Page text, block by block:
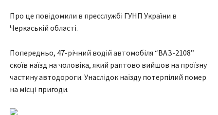
Про це повідомили в пресслужбі ГУНП України в
Черкаській області.
Попередньо, 47-річний водій автомобіля “ВАЗ-2108”
скоїв наїзд на чоловіка, який раптово вийшов на проїзну
частину автодороги. Унаслідок наїзду потерпілий помер
на місці пригоди.